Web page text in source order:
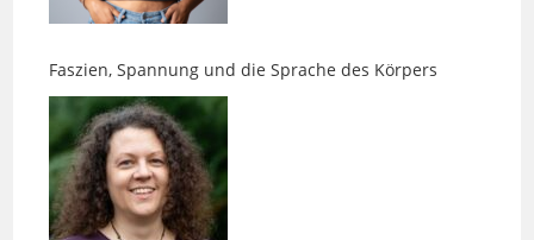
Faszien, Spannung und die Sprache des Körpers